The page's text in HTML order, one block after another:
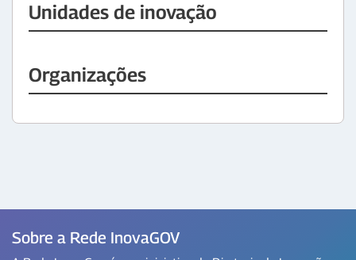
Unidades de inovação
Organizações
Sobre a Rede InovaGOV